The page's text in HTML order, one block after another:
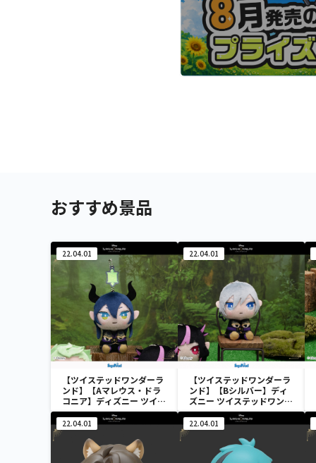
おすすめ景品
22.04.01
【ツイステッドワンダーラ
ンド】【Aマレウス・ドラ
コニア】ディズニー ツイス
テッドワンダーランド&
you[MP]式典服[KCM]“デ
ィアソムニア寮”
22.04.01
【ツイステッドワンダーラ
ンド】【Bシルバー】ディ
ズニー ツイステッドワンダ
ーランド& you[MP]式典服
[KCM]“ディアソムニア寮”
22.04.01 22.04.01